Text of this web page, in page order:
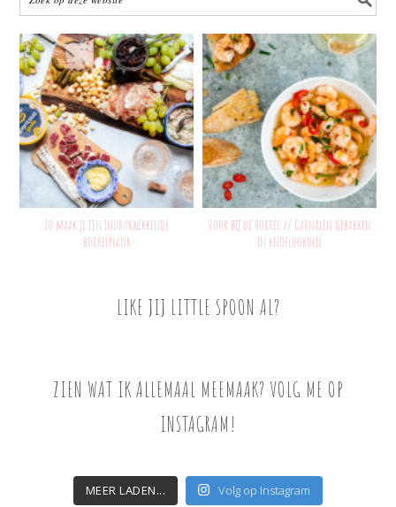
Zo maak je een indrukwekkende
borrelplank
Voor bij de borrel // Garnalen gebakken
in knoflookolie
LIKE JIJ LITTLE SPOON AL?
ZIEN WAT IK ALLEMAAL MEEMAAK? VOLG ME OP
INSTAGRAM!
MEER LADEN... Volg op Instagram